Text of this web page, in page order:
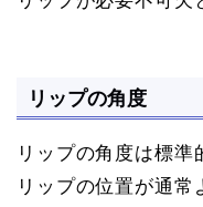
リップの角度
リップの角度は標準
リップの位置が通常